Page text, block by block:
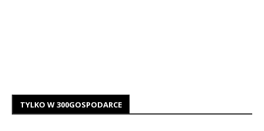
TYLKO W 300GOSPODARCE